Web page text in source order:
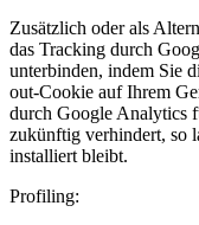
Zusätzlich oder als
das Tracking durch
unterbinden, indem Sie
out-Cookie auf Ihrem
durch Google Analytics
zukünftig verhindert, so
installiert bleibt.
Profiling: